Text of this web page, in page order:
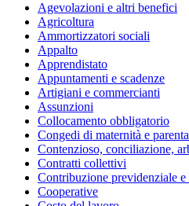
Agevolazioni e altri benefici
Agricoltura
Ammortizzatori sociali
Appalto
Apprendistato
Appuntamenti e scadenze
Artigiani e commercianti
Assunzioni
Collocamento obbligatorio
Congedi di maternità e
Contenzioso, conciliazione,
Contratti collettivi
Contribuzione previdenziale e
Cooperative